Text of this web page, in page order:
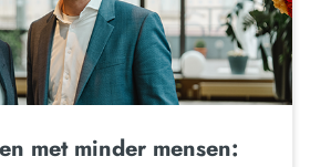
met minder mensen: